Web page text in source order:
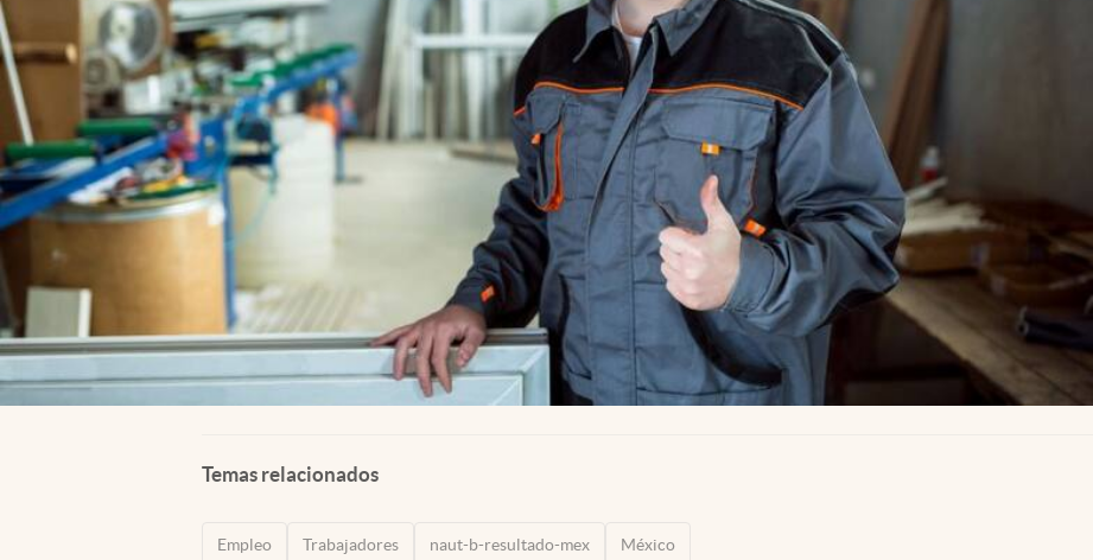
Temas relacionados
Empleo Trabajadores naut-b-resultado-mex México